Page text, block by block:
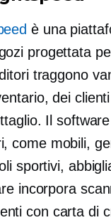
è una
progettata
traggono
dei
Il
come mobili,
sportivi,
incorpora
con carta di